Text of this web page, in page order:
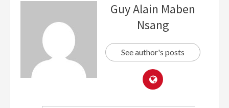
Guy Alain Maben
Nsang
See author's posts